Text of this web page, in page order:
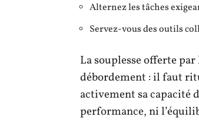
Alternez les tâches
Servez-vous des outils
La souplesse offerte
débordement : il faut
activement sa capacité
performance, ni